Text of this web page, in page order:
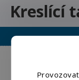
Kreslící